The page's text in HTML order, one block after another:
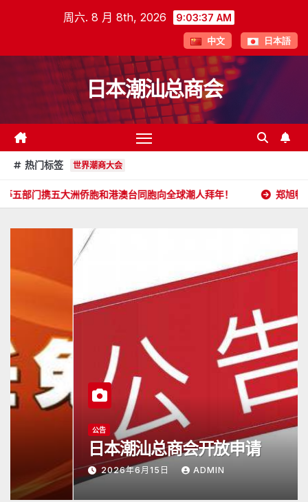
周六. 8 月 8th, 2026 9:03:38 AM
中文 日本語
日本潮汕总商会
热门标签 世界潮商大会
洲侨胞和港澳台同胞向全球潮人拜年！ 郑旭畅 副会长委任状
日本潮汕总商会开放申请
2026年6月15日 ADMIN